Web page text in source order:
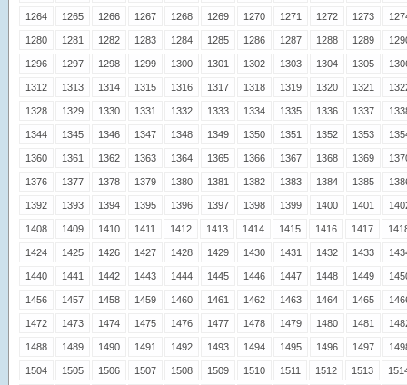
1264 1265 1266 1267 1268 1269 1270 1271 1272 1273
1280 1281 1282 1283 1284 1285 1286 1287 1288 1289
1296 1297 1298 1299 1300 1301 1302 1303 1304 1305
1312 1313 1314 1315 1316 1317 1318 1319 1320 1321
1328 1329 1330 1331 1332 1333 1334 1335 1336 1337
1344 1345 1346 1347 1348 1349 1350 1351 1352 1353
1360 1361 1362 1363 1364 1365 1366 1367 1368 1369
1376 1377 1378 1379 1380 1381 1382 1383 1384 1385
1392 1393 1394 1395 1396 1397 1398 1399 1400 1401
1408 1409 1410 1411 1412 1413 1414 1415 1416 1417
1424 1425 1426 1427 1428 1429 1430 1431 1432 1433
1440 1441 1442 1443 1444 1445 1446 1447 1448 1449
1456 1457 1458 1459 1460 1461 1462 1463 1464 1465
1472 1473 1474 1475 1476 1477 1478 1479 1480 1481
1488 1489 1490 1491 1492 1493 1494 1495 1496 1497
1504 1505 1506 1507 1508 1509 1510 1511 1512 1513